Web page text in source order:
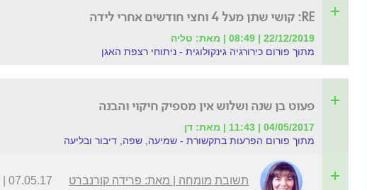
RE: קושי שתן מעל 4 וחצי חודשים אחרי לידה
22/12/2019 | 08:49 | מאת: טליה
מתוך פורום כירורגיה גינקולוגית - ניתוחי רצפת האגן
פעוט בן שנה ושלוש אין מספיק חיקוי והבנה
04/05/2017 | 11:43 | מאת: דן
מתוך פורום הפרעות בתקשורת - שמיעה, שפה, דיבור ובליעה
תשובת מומחה | מאת: פרידה קורנברט 07.05.17 | 11:49